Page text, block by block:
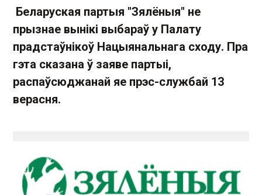
Беларуская партыя "Зялёныя" не
прызнае вынікі выбараў у Палату
прадстаўнікоў Нацыянальнага сходу. Пра
гэта сказана ў заяве партыі,
распаўсюджанай яе прэс-службай 13
верасня.